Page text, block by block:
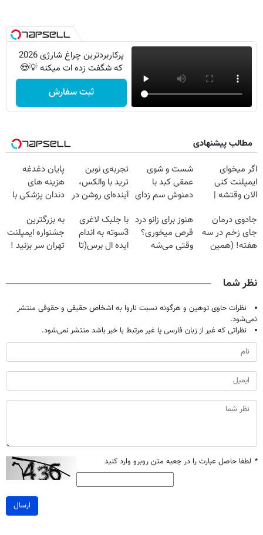
پرکاربردترین چراغ شارژی 2026
که شگفت زده ات میکنه 💡😍
ثبت سفارش
مطالب پیشنهادی
اگر میخوای
ایمپلنت کنی
الان وقتشه |
میلیون تومان!!!
شست و شوی
عمقی کبد با
دمنوش سم زدای
تجربه‌ی نوین
ترید با والکس،
آینده‌ای روشن در
پایان دغدغه
هزینه های
دندان پزشکی با
خانگی
جادوی درمان
جای زخم در سه
هفته! (همین
هنوز برای زانو درد
قرص میخوری؟
وقتی می‌شه
با جلبک لاغری
3سوته به اندام
ایده ال برس(تا
به بزرگترین
جشنواره ایمپلنت
تهران سر بزنید !
نظر شما
نظرات حاوی توهین و هرگونه نسبت ناروا به اشخاص حقیقی و حقوقی منتشر
نمی‌شود.
نظراتی که غیر از زبان فارسی یا غیر مرتبط با خبر باشد منتشر نمی‌شود.
* لطفا حاصل عبارت را در جعبه متن روبرو وارد کنید
ارسال